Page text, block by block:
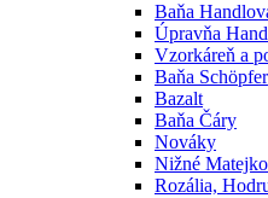
Baňa
Úpravňa
Vzorkáreň a
Baňa Schöpfer
Bazalt
Baňa Čáry
Nováky
Nižné
Rozália,